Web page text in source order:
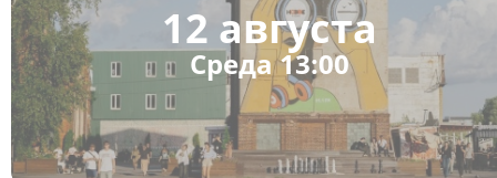
12 августа
Среда 13:00